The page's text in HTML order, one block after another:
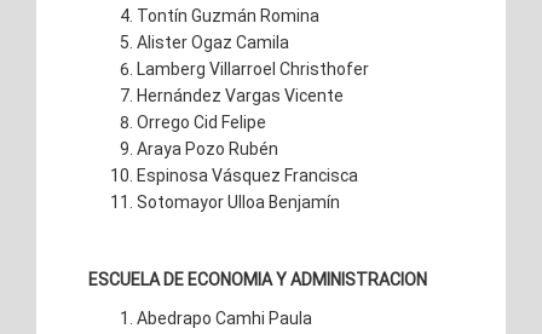
Tontín Guzmán Romina
Alister Ogaz Camila
Lamberg Villarroel Christhofer
Hernández Vargas Vicente
Orrego Cid Felipe
Araya Pozo Rubén
Espinosa Vásquez Francisca
Sotomayor Ulloa Benjamín
ESCUELA DE ECONOMIA Y ADMINISTRACION
Abedrapo Camhi Paula